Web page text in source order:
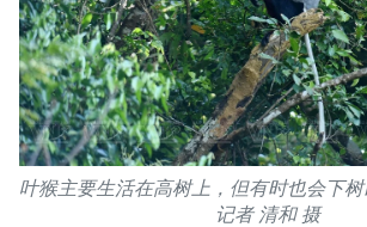
叶猴主要生活在高树上，但有时也会下
记者 清和 摄